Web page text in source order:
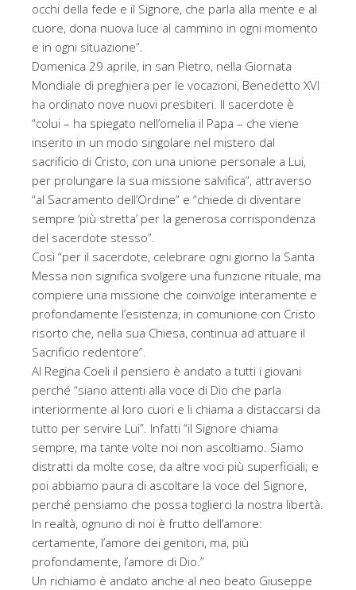
occhi della fede e il Signore, che parla alla mente e al
cuore, dona nuova luce al cammino in ogni momento
e in ogni situazione”.
Domenica 29 aprile, in san Pietro, nella Giornata
Mondiale di preghiera per le vocazioni, Benedetto XVI
ha ordinato nove nuovi presbiteri. Il sacerdote è
“colui – ha spiegato nell’omelia il Papa – che viene
inserito in un modo singolare nel mistero dal
sacrificio di Cristo, con una unione personale a Lui,
per prolungare la sua missione salvifica”, attraverso
“al Sacramento dell’Ordine” e “chiede di diventare
sempre ‘più stretta’ per la generosa corrispondenza
del sacerdote stesso”.
Così “per il sacerdote, celebrare ogni giorno la Santa
Messa non significa svolgere una funzione rituale, ma
compiere una missione che coinvolge interamente e
profondamente l’esistenza, in comunione con Cristo
risorto che, nella sua Chiesa, continua ad attuare il
Sacrificio redentore”.
Al Regina Coeli il pensiero è andato a tutti i giovani
perché “siano attenti alla voce di Dio che parla
interiormente al loro cuori e li chiama a distaccarsi da
tutto per servire Lui”. Infatti “il Signore chiama
sempre, ma tante volte noi non ascoltiamo. Siamo
distratti da molte cose, da altre voci più superficiali; e
poi abbiamo paura di ascoltare la voce del Signore,
perché pensiamo che possa toglierci la nostra libertà.
In realtà, ognuno di noi è frutto dell’amore:
certamente, l’amore dei genitori, ma, più
profondamente, l’amore di Dio.”
Un richiamo è andato anche al neo beato Giuseppe